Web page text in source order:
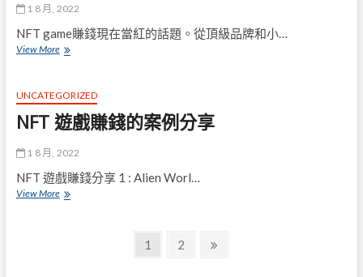
工
具？
利
息？
1 8 月, 2022
NFT game賺錢現在當紅的話題。從頂級品牌和小…
View More你
NFT
game
嗎？
何
過
NFT
UNCATEGORIZED
NFT 遊戲賺錢的案例分享
1 8 月, 2022
NFT 遊戲賺錢分享 1 : Alien Worl…
View MoreNFT
Page
1 Page
2